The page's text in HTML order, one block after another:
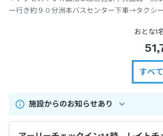
ー行き約９０分洲本バスセンター下車→タクシ
おとな1
すべ
施設からのお知らせあり